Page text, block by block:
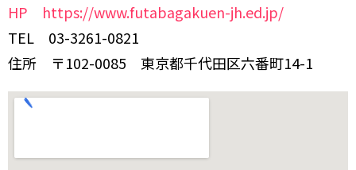
HP https://www.futabagakuen-jh.ed.jp/
TEL 03-3261-0821
住所 〒102-0085 東京都千代田区六番町14-1